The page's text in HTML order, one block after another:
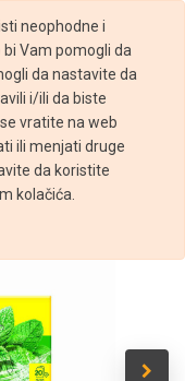
neophodne i
Vam pomogli da
da nastavite da
i/ili da biste
vratite na web
ili menjati druge
da koristite
kolačića.